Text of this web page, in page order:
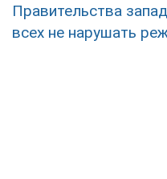
Правительства
всех не нарушать